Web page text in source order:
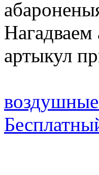
Нагадваем
артыкул